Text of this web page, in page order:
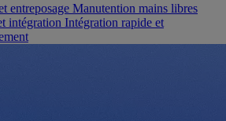
entreposage Manutention mains libres
intégration Intégration rapide et